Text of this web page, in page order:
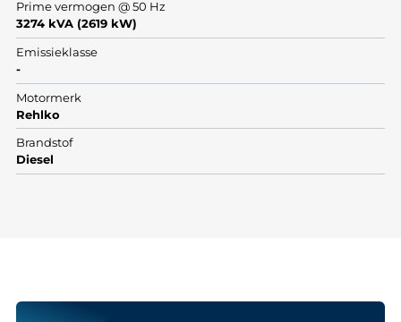
Prime vermogen @ 50 Hz
3274 kVA (2619 kW)
Emissieklasse
-
Motormerk
Rehlko
Brandstof
Diesel